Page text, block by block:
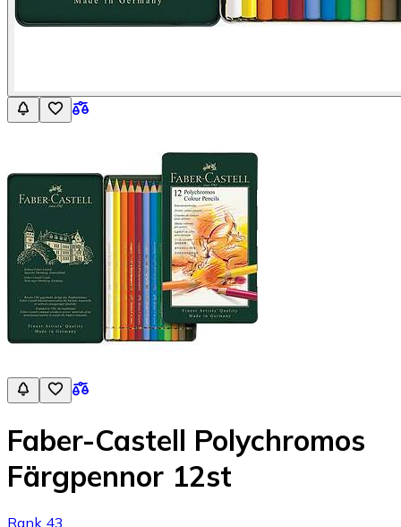
Faber-Castell Polychromos
Färgpennor 12st
Rank 43